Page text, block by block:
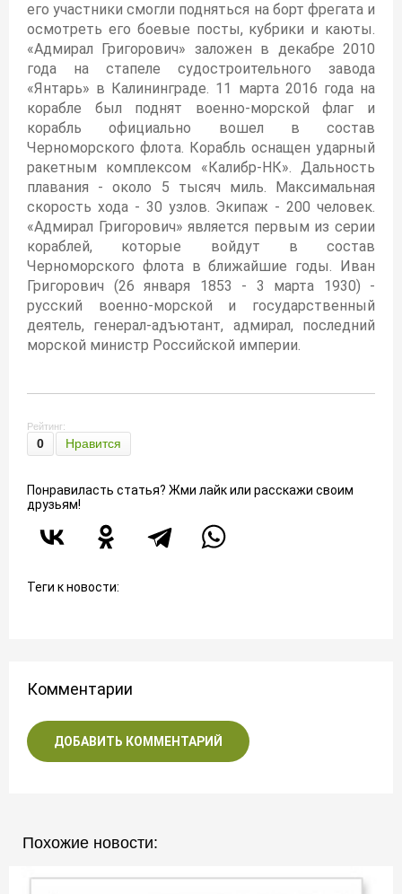
его участники смогли подняться на борт фрегата и
осмотреть его боевые посты, кубрики и каюты.
«Адмирал Григорович» заложен в декабре 2010
года на стапеле судостроительного завода
«Янтарь» в Калининграде. 11 марта 2016 года на
корабле был поднят военно-морской флаг и
корабль официально вошел в состав
Черноморского флота. Корабль оснащен ударный
ракетным комплексом «Калибр-НК». Дальность
плавания - около 5 тысяч миль. Максимальная
скорость хода - 30 узлов. Экипаж - 200 человек.
«Адмирал Григорович» является первым из серии
кораблей, которые войдут в состав
Черноморского флота в ближайшие годы. Иван
Григорович (26 января 1853 - 3 марта 1930) -
русский военно-морской и государственный
деятель, генерал-адъютант, адмирал, последний
морской министр Российской империи.
Рейтинг:
0 Нравится
Понравиласть статья? Жми лайк или расскажи своим
друзьям!
Теги к новости:
Комментарии
ДОБАВИТЬ КОММЕНТАРИЙ
Похожие новости: